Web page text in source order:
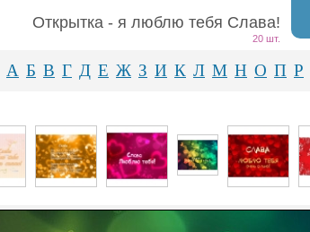
Открытка - я люблю тебя Слава!
20 шт.
А Б В Г Д Е Ж З И К Л М Н О П Р